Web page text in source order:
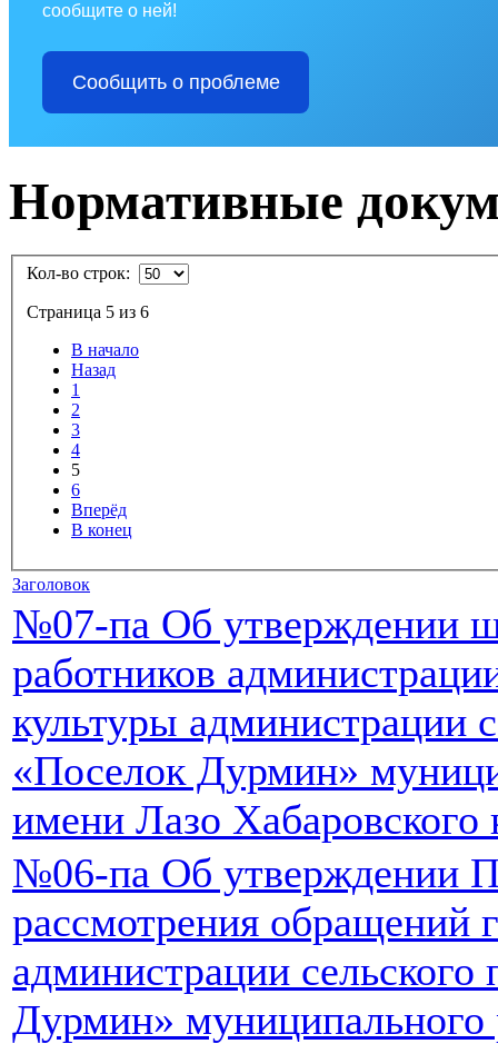
сообщите о ней!
Сообщить о проблеме
Нормативные
Кол-во строк:
Страница 5 из 6
В начало
Назад
1
2
3
4
5
6
Вперёд
В конец
Заголовок
№07-па Об утверждении
работников
культуры администрации
«Поселок Дурмин»
имени Лазо Хабаровского
№06-па Об утверждении
рассмотрения обращений
администрации
Дурмин»